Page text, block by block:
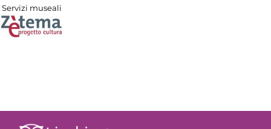
Servizi museali